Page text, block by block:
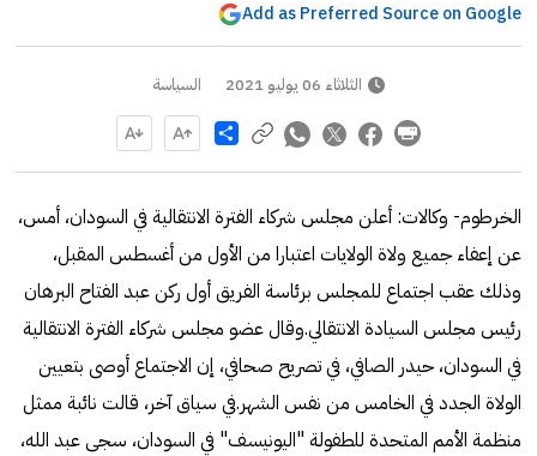
Add as Preferred Source on Google
الثلاثاء 06 يوليو 2021 السياسة
Share
الخرطوم- وكالات: أعلن مجلس شركاء الفترة الانتقالية في السودان، أمس،
عن إعفاء جميع ولاة الولايات اعتبارا من الأول من أغسطس المقبل،
وذلك عقب اجتماع للمجلس برئاسة الفريق أول ركن عبد الفتاح البرهان
رئيس مجلس السيادة الانتقالي.وقال عضو مجلس شركاء الفترة الانتقالية
في السودان، حيدر الصافي، في تصريح صحافي، إن الاجتماع أوصى بتعيين
الولاة الجدد في الخامس من نفس الشهر.في سياق آخر، قالت نائبة ممثل
منظمة الأمم المتحدة للطفولة "اليونيسف" في السودان، سجى عبد الله،